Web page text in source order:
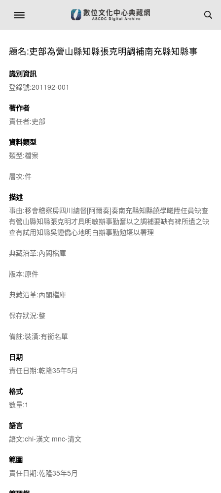
題名:吏部為營山縣知縣張克明調補南充縣知縣事
識別資訊
登錄號:201192-001
著作者
責任者:吏部
資料類型
類型:檔案
層次:件
描述
事由:移會稽察房四川總督[阿爾奏]奏南充縣知縣饒學曦陞任員缺查
有營山縣知縣張克明才具明敏辦事勤奮以之調補要缺有裨所遺之缺
查有試用知縣吳鍾僑心地明白辦事勤勉堪以署理
典藏沿革:內閣檔庫
版本:原件
典藏沿革:內閣檔庫
保存狀況:整
備註:裝潢:有銜名單
日期
責任日期:乾隆35年5月
格式
數量:1
語言
語文:chi-漢文 mnc-清文
範圍
責任日期:乾隆35年5月